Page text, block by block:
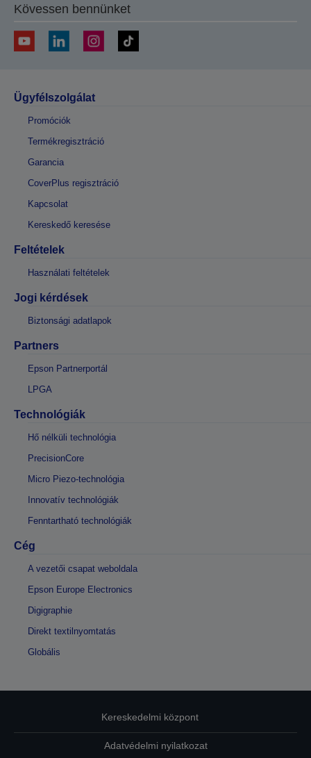
Kövessen bennünket
Ügyfélszolgálat
Promóciók
Termékregisztráció
Garancia
CoverPlus regisztráció
Kapcsolat
Kereskedő keresése
Feltételek
Használati feltételek
Jogi kérdések
Biztonsági adatlapok
Partners
Epson Partnerportál
LPGA
Technológiák
Hő nélküli technológia
PrecisionCore
Micro Piezo-technológia
Innovatív technológiák
Fenntartható technológiák
Cég
A vezetői csapat weboldala
Epson Europe Electronics
Digigraphie
Direkt textilnyomtatás
Globális
Kereskedelmi központ
Adatvédelmi nyilatkozat